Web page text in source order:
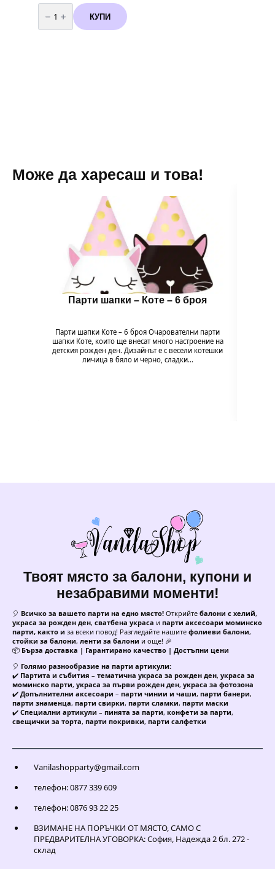
количество
за
Балони
Перла
КУПИ
Може да харесаш и това!
Парти шапки – Коте – 6 броя
Парти шапки Коте – 6 броя Очарователни парти
шапки Коте, които ще внесат много настроение на
детския рожден ден. Дизайнът е с весели котешки
личица в бяло и черно, сладки…
Твоят място за балони, купони и
незабравими моменти!
🎈 Всичко за вашето парти на едно място! Открийте балони с хелий,
украса за рожден ден, сватбена украса и парти аксесоари моминско
парти, както и за всеки повод! Разгледайте нашите фолиеви балони,
стойки за балони, ленти за балони и още! 🎉
📦 Бърза доставка | Гарантирано качество | Достъпни цени
🎈 Голямо разнообразие на парти артикули:
✔️ Партита и събития – тематична украса за рожден ден, украса за
моминско парти, украса за първи рожден ден, украса за фотозона
✔️ Допълнителни аксесоари – парти чинии и чаши, парти банери,
парти знаменца, парти свирки, парти сламки, парти маски
✔️ Специални артикули – пинята за парти, конфети за парти,
свещички за торта, парти покривки, парти салфетки
Vanilashopparty@gmail.com
телефон: 0877 339 609
телефон: 0876 93 22 25
ВЗИМАНЕ НА ПОРЪЧКИ ОТ МЯСТО, САМО С
ПРЕДВАРИТЕЛНА УГОВОРКА: София, Надежда 2 бл. 272 -
склад